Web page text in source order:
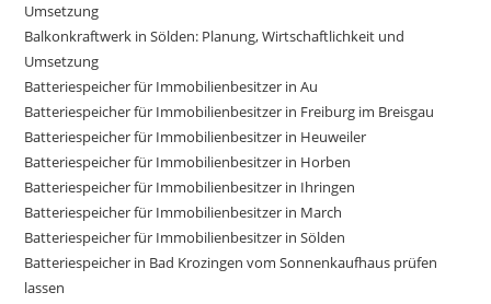
Umsetzung
Balkonkraftwerk in Sölden: Planung, Wirtschaftlichkeit und
Umsetzung
Batteriespeicher für Immobilienbesitzer in Au
Batteriespeicher für Immobilienbesitzer in Freiburg im Breisgau
Batteriespeicher für Immobilienbesitzer in Heuweiler
Batteriespeicher für Immobilienbesitzer in Horben
Batteriespeicher für Immobilienbesitzer in Ihringen
Batteriespeicher für Immobilienbesitzer in March
Batteriespeicher für Immobilienbesitzer in Sölden
Batteriespeicher in Bad Krozingen vom Sonnenkaufhaus prüfen
lassen